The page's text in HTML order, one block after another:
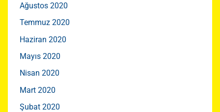
Ağustos 2020
Temmuz 2020
Haziran 2020
Mayıs 2020
Nisan 2020
Mart 2020
Şubat 2020